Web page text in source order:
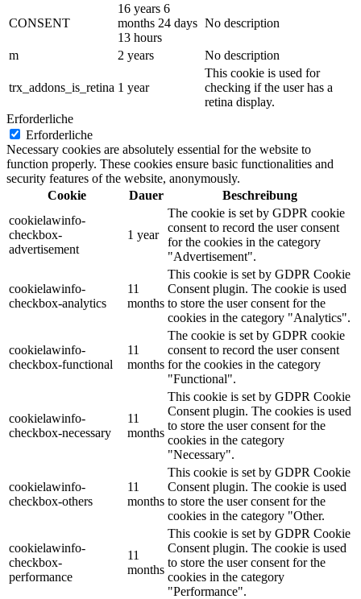
CONSENT
16 years 6
months 24 days
13 hours
No description
m 2 years No description
trx_addons_is_retina 1 year
This cookie is used for
checking if the user has a
retina display.
Erforderliche
Erforderliche
Necessary cookies are absolutely essential for the website to
function properly. These cookies ensure basic functionalities and
security features of the website, anonymously.
Cookie
Dauer
Beschreibung
cookielawinfo-
checkbox-
advertisement
1 year
The cookie is set by GDPR cookie
consent to record the user consent
for the cookies in the category
"Advertisement".
cookielawinfo-
checkbox-analytics
11
months
This cookie is set by GDPR Cookie
Consent plugin. The cookie is used
to store the user consent for the
cookies in the category "Analytics".
cookielawinfo-
checkbox-functional
11
months
The cookie is set by GDPR cookie
consent to record the user consent
for the cookies in the category
"Functional".
cookielawinfo-
checkbox-necessary
11
months
This cookie is set by GDPR Cookie
Consent plugin. The cookies is used
to store the user consent for the
cookies in the category
"Necessary".
cookielawinfo-
checkbox-others
11
months
This cookie is set by GDPR Cookie
Consent plugin. The cookie is used
to store the user consent for the
cookies in the category "Other.
cookielawinfo-
checkbox-
performance
11
months
This cookie is set by GDPR Cookie
Consent plugin. The cookie is used
to store the user consent for the
cookies in the category
"Performance".